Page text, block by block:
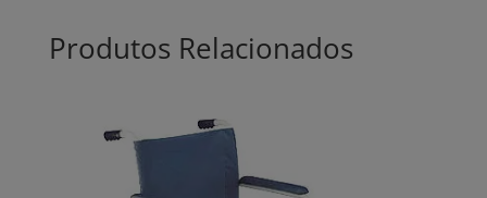
Produtos Relacionados